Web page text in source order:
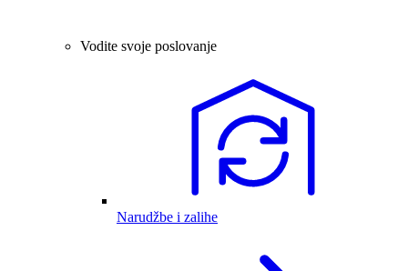
Vodite svoje poslovanje
Narudžbe i zalihe